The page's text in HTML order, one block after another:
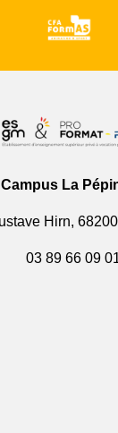
Campus La
Hirn,
03 89 66 09